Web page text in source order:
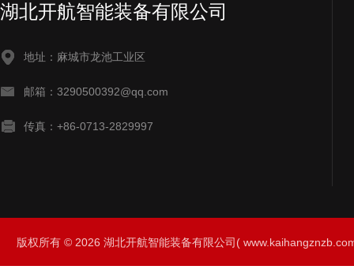
湖北开航智能装备有限公司
地址：麻城市龙池工业区
邮箱：3290500392@qq.com
传真：+86-0713-2829997
版权所有 © 2026 湖北开航智能装备有限公司(